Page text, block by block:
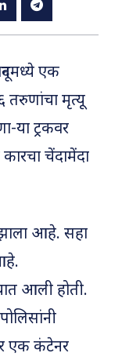
एक
तरुणांचा मृत्यू
या ट्रकवर
चेंदामेंदा
झाला आहे. सहा
आली होती.
एक कंटेनर